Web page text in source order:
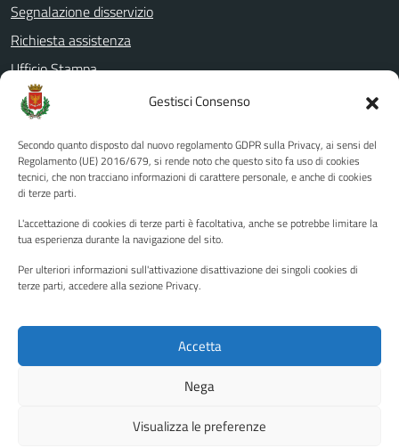
Gestisci Consenso
Secondo quanto disposto dal nuovo regolamento GDPR sulla Privacy, ai sensi del
Regolamento (UE) 2016/679, si rende noto che questo sito fa uso di cookies
tecnici, che non tracciano informazioni di carattere personale, e anche di cookies
di terze parti.
L'accettazione di cookies di terze parti è facoltativa, anche se potrebbe limitare la
tua esperienza durante la navigazione del sito.
Per ulteriori informazioni sull'attivazione disattivazione dei singoli cookies di
terze parti, accedere alla sezione Privacy.
Accetta
Nega
Visualizza le preferenze
Segnalazione disservizio
Richiesta assistenza
Ufficio Stampa
Amministrazione Trasparente
Albo pretorio
Informativa privacy
Note legali
Piano di miglioramento del sito
Instagram